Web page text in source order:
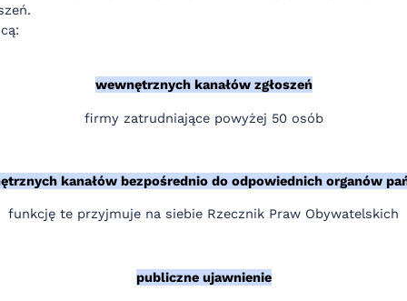
wewnętrznych kanałów zgłoszeń
firmy zatrudniające powyżej 50 osób
kanałów bezpośrednio do odpowiednich organów
funkcję te przyjmuje na siebie Rzecznik Praw Obywatelskich
publiczne ujawnienie